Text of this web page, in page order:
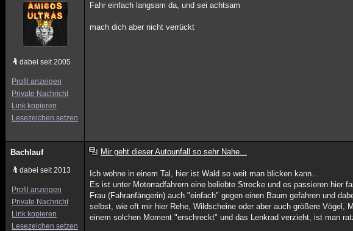
dabei seit 2005
Profil anzeigen
Private Nachricht
Link kopieren
Lesezeichen setzen
Fahr einfach langsam da, und sei achtsam
mach dich aber nicht verrückt
Bachlauf
dabei seit 2013
Profil anzeigen
Private Nachricht
Link kopieren
Lesezeichen setzen
Mir geht dieser Autounfall so sehr Nahe...
Ich wohne in einem Tal, hier ist Wald so weit man blicken kann...
Es ist unter Motorradfahrern eine beliebte Strecke und es passieren hier
Frau (Fahranfängerin) auch "einfach" gegen einen Baum gefahren und
selbst, wie oft mir hier Rehe, Wildscheine oder aber auch größere Vögel,
einem solchen Moment "erschreckt" und das Lenkrad verzieht, ist man